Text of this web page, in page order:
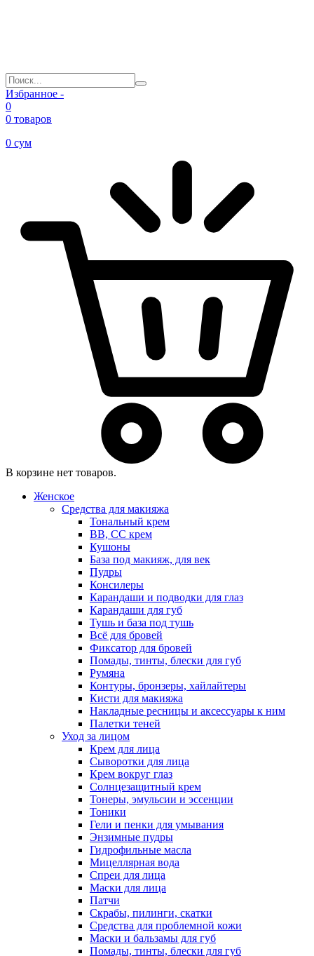
Избранное -
0
0 товаров
0 сум
В корзине нет товаров.
Женское
Средства для макияжа
Тональный крем
BB, CC крем
Кушоны
База под макияж, для век
Пудры
Консилеры
Карандаши и подводки для глаз
Карандаши для губ
Тушь и база под тушь
Всё для бровей
Фиксатор для бровей
Помады, тинты, блески для губ
Румяна
Контуры, бронзеры, хайлайтеры
Кисти для макияжа
Накладные ресницы и аксессуары к ним
Палетки теней
Уход за лицом
Крем для лица
Сыворотки для лица
Крем вокруг глаз
Солнцезащитный крем
Тонеры, эмульсии и эссенции
Тоники
Гели и пенки для умывания
Энзимные пудры
Гидрофильные масла
Мицеллярная вода
Спреи для лица
Маски для лица
Патчи
Скрабы, пилинги, скатки
Средства для проблемной кожи
Маски и бальзамы для губ
Помады, тинты, блески для губ